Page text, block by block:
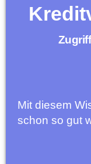
Mit diesem
schon so gut